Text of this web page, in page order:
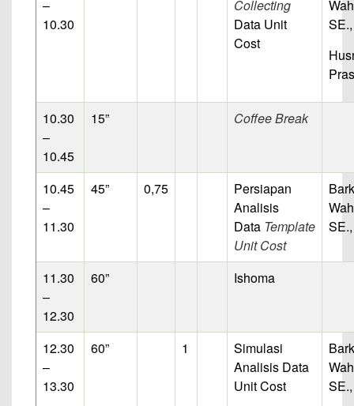
–
10.30
Collecting
Data Unit
Cost
10.30
–
10.45
15” Coffee Break
10.45
–
11.30
45” 0,75
Persiapan
Analisis
Data Template
Unit Cost
11.30
–
12.30
60” Ishoma
12.30
–
13.30
60” 1
Simulasi
Analisis Data
Unit Cost